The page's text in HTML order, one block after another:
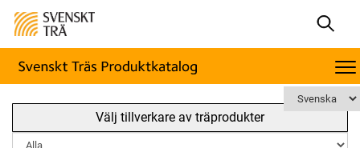
Välj tillverkare av träprodukter